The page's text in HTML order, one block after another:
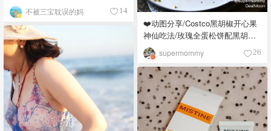
❤️动图分享/Costco黑胡椒开心果
神仙吃法/玫瑰全蛋松饼配黑胡椒
开心果碎太惊艳😍
supermommy 26
不被三宝耽误的妈 14